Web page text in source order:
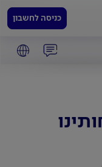
כניסה לחשבון